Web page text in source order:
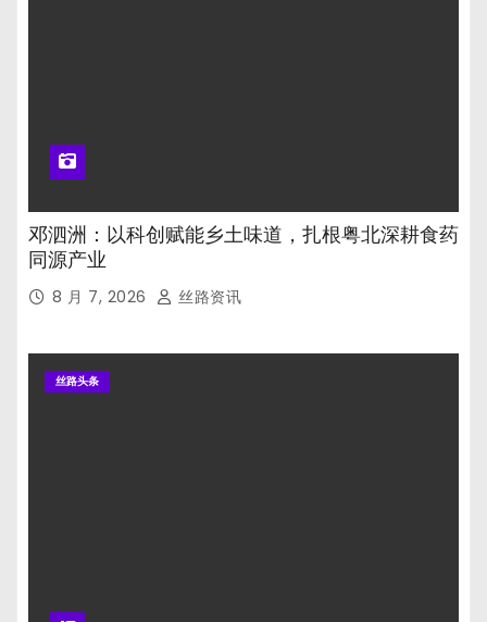
邓泗洲：以科创赋能乡土味道，扎根粤北深耕食药
同源产业
8 月 7, 2026 丝路资讯
丝路头条